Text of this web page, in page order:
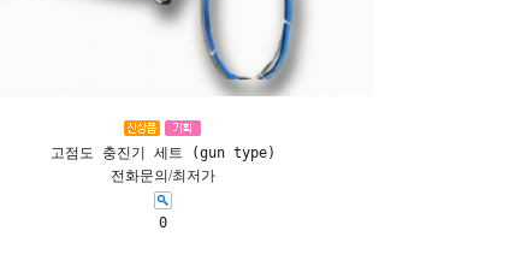
고점도 충진기 세트 (gun type)
전화문의/최저가
0